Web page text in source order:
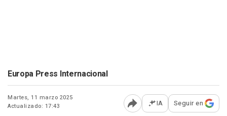
Europa Press Internacional
Martes, 11 marzo 2025
Actualizado: 17:43
Abrir opciones para
IA Seguir en